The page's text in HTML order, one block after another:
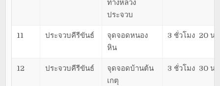
ทางหลวง
ประจวบ
11 ประจวบคีรีขันธ์
จุดจอดหนอง
หิน
3 ชั่วโมง 20 น
12 ประจวบคีรีขันธ์
จุดจอดบ้านต้น
เกตุ
3 ชั่วโมง 30 น